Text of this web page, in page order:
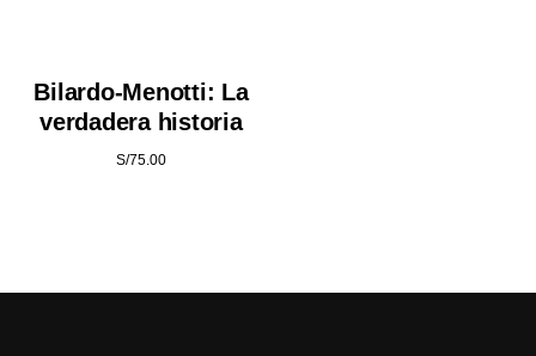
Bilardo-Menotti: La
verdadera historia
S/75.00